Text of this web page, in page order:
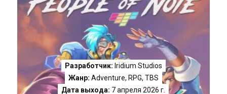
Разработчик: Iridium Studios
Жанр: Adventure, RPG, TBS
Дата выхода: 7 апреля 2026 г.